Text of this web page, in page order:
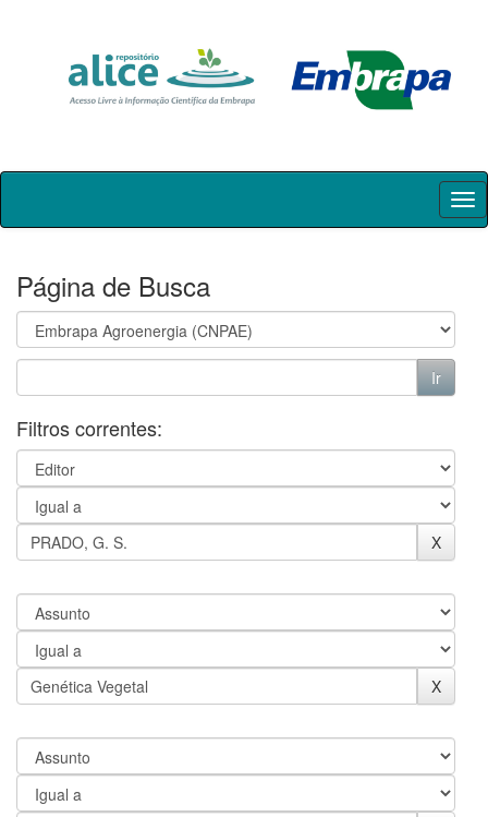
Skip
Página de Busca
Filtros correntes: